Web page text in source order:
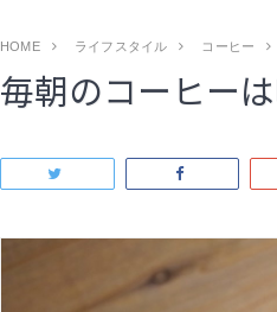
HOME ライフスタイル コーヒー
毎朝のコーヒー